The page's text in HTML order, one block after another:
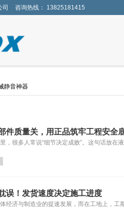
司 咨询热线： 13825181415
静音神器
件质量关，用正品筑牢工程安全
，很多人常说“细节决定成败”。这句话放在
误！发货速度决定施工进度
经济与制造业的提速发展，而在工地上，